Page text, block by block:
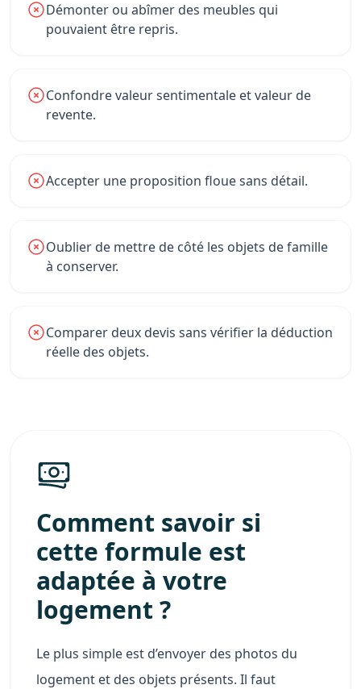
Démonter ou abîmer des meubles qui
pouvaient être repris.
Confondre valeur sentimentale et valeur de
revente.
Accepter une proposition floue sans détail.
Oublier de mettre de côté les objets de famille
à conserver.
Comparer deux devis sans vérifier la déduction
réelle des objets.
Comment savoir si
cette formule est
adaptée à votre
logement ?
Le plus simple est d’envoyer des photos du
logement et des objets présents. Il faut